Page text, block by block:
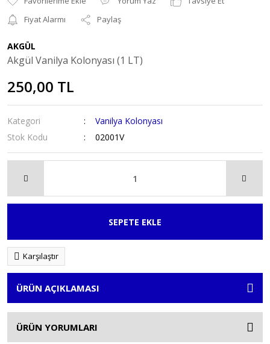
Fiyat Alarmı
Paylaş
AKGÜL
Akgül Vanilya Kolonyası (1 LT)
250,00 TL
Kategori
Vanilya Kolonyası
Stok Kodu
02001V
SEPETE EKLE
Karşılaştır
ÜRÜN AÇIKLAMASI
ÜRÜN YORUMLARI